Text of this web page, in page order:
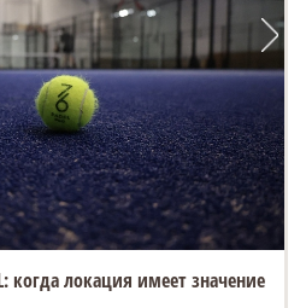
когда локация имеет значение